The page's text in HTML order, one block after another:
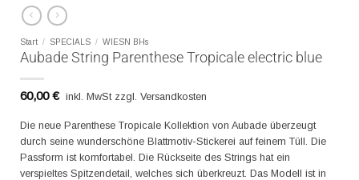
Start / SPECIALS / WIESN BHs
Aubade String Parenthese Tropicale electric blue
60,00€ inkl. MwSt zzgl. Versandkosten
Die neue Parenthese Tropicale Kollektion von Aubade überzeugt
durch seine wunderschöne Blattmotiv-Stickerei auf feinem Tüll. Die
Passform ist komfortabel. Die Rückseite des Strings hat ein
verspieltes Spitzendetail, welches sich überkreuzt. Das Modell ist in